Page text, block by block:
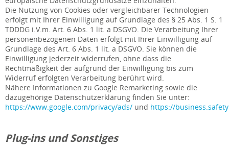
Die Nutzung von Cookies oder vergleichbarer Technologien
erfolgt mit Ihrer Einwilligung auf Grundlage des § 25 Abs. 1 S. 1
TDDDG i.V.m. Art. 6 Abs. 1 lit. a DSGVO. Die Verarbeitung Ihrer
personenbezogenen Daten erfolgt mit Ihrer Einwilligung auf
Grundlage des Art. 6 Abs. 1 lit. a DSGVO. Sie können die
Einwilligung jederzeit widerrufen, ohne dass die
Rechtmäßigkeit der aufgrund der Einwilligung bis zum
Widerruf erfolgten Verarbeitung berührt wird.
Nähere Informationen zu Google Remarketing sowie die
dazugehörige Datenschutzerklärung finden Sie unter:
https://www.google.com/privacy/ads/ und https://
Plug-ins und Sonstiges